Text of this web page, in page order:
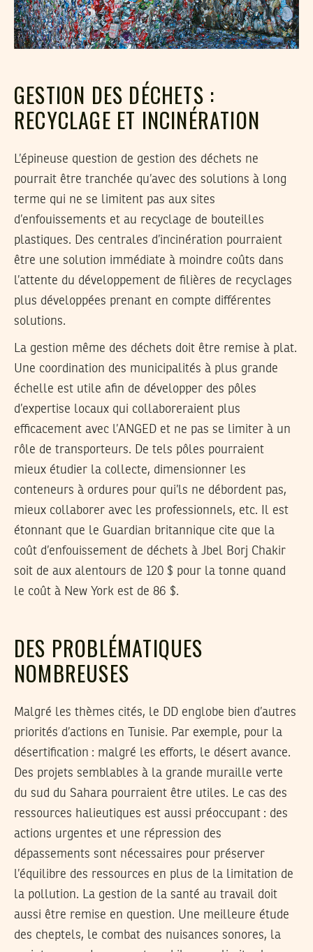
GESTION DES DÉCHETS :
RECYCLAGE ET INCINÉRATION
L’épineuse question de gestion des déchets ne
pourrait être tranchée qu’avec des solutions à long
terme qui ne se limitent pas aux sites
d’enfouissements et au recyclage de bouteilles
plastiques. Des centrales d’incinération pourraient
être une solution immédiate à moindre coûts dans
l’attente du développement de filières de recyclages
plus développées prenant en compte différentes
solutions.
La gestion même des déchets doit être remise à plat.
Une coordination des municipalités à plus grande
échelle est utile afin de développer des pôles
d’expertise locaux qui collaboreraient plus
efficacement avec l’ANGED et ne pas se limiter à un
rôle de transporteurs. De tels pôles pourraient
mieux étudier la collecte, dimensionner les
conteneurs à ordures pour qui’ls ne débordent pas,
mieux collaborer avec les professionnels, etc. Il est
étonnant que le Guardian britannique cite que la
coût d’enfouissement de déchets à Jbel Borj Chakir
soit de aux alentours de 120 $ pour la tonne quand
le coût à New York est de 86 $.
DES PROBLÉMATIQUES
NOMBREUSES
Malgré les thèmes cités, le DD englobe bien d’autres
priorités d’actions en Tunisie. Par exemple, pour la
désertification : malgré les efforts, le désert avance.
Des projets semblables à la grande muraille verte
du sud du Sahara pourraient être utiles. Le cas des
ressources halieutiques est aussi préoccupant : des
actions urgentes et une répression des
dépassements sont nécessaires pour préserver
l’équilibre des ressources en plus de la limitation de
la pollution. La gestion de la santé au travail doit
aussi être remise en question. Une meilleure étude
des cheptels, le combat des nuisances sonores, la